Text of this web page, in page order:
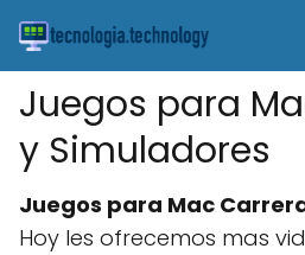
Juegos para
y Simuladores
Juegos para Mac
Hoy les ofrecemos mas